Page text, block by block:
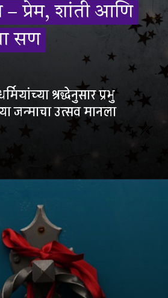
– प्रेम, शांती आणि
सण
– प्रेम, शांती आणि
सण
श्रद्धेनुसार प्रभु
जन्माचा उत्सव मानला